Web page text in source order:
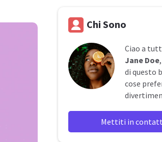
Chi Sono
Ciao a
Jane Doe
di questo
cose
Mettiti in